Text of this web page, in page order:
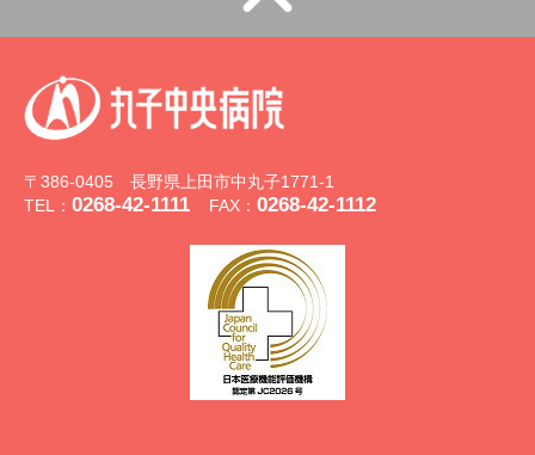
〒386-0405 長野県上田市中丸子1771-1
TEL： 0268-42-1111 FAX： 0268-42-1112